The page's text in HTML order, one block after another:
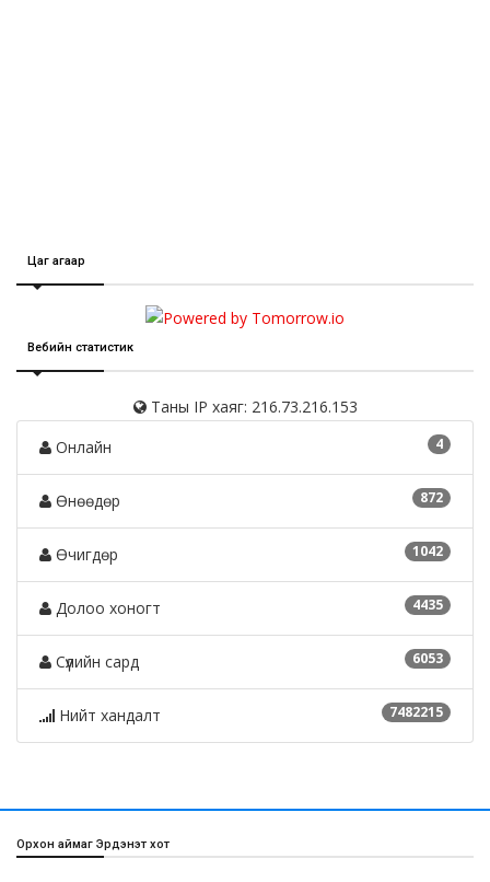
Цаг агаар
Вебийн статистик
Таны IP хаяг: 216.73.216.153
4
Онлайн
872
Өнөөдөр
1042
Өчигдөр
4435
Долоо хоногт
6053
Сүүлийн сард
7482215
Нийт хандалт
Орхон аймаг Эрдэнэт хот